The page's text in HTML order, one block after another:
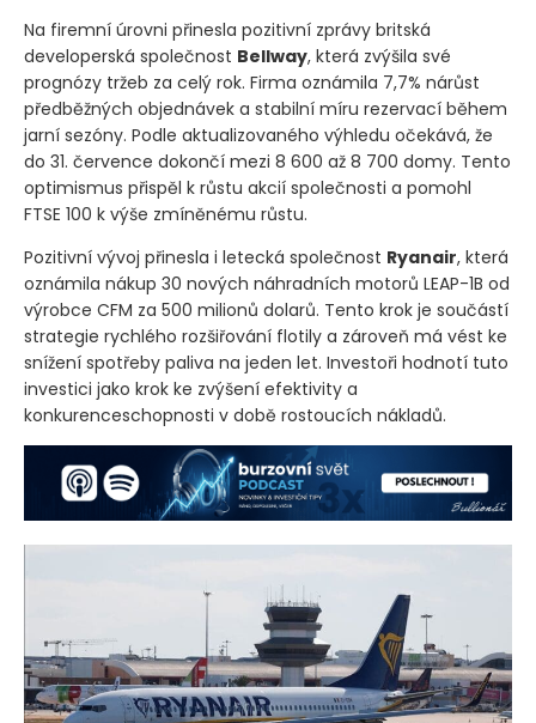
Na firemní úrovni přinesla pozitivní zprávy britská
developerská společnost Bellway, která zvýšila své
prognózy tržeb za celý rok. Firma oznámila 7,7% nárůst
předběžných objednávek a stabilní míru rezervací během
jarní sezóny. Podle aktualizovaného výhledu očekává, že
do 31. července dokončí mezi 8 600 až 8 700 domy. Tento
optimismus přispěl k růstu akcií společnosti a pomohl
FTSE 100 k výše zmíněnému růstu.
Pozitivní vývoj přinesla i letecká společnost Ryanair, která
oznámila nákup 30 nových náhradních motorů LEAP-1B od
výrobce CFM za 500 milionů dolarů. Tento krok je součástí
strategie rychlého rozšiřování flotily a zároveň má vést ke
snížení spotřeby paliva na jeden let. Investoři hodnotí tuto
investici jako krok ke zvýšení efektivity a
konkurenceschopnosti v době rostoucích nákladů.